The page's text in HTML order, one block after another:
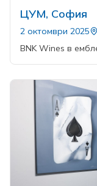
ЦУМ, София
2 октомври 2025
BNK Wines в